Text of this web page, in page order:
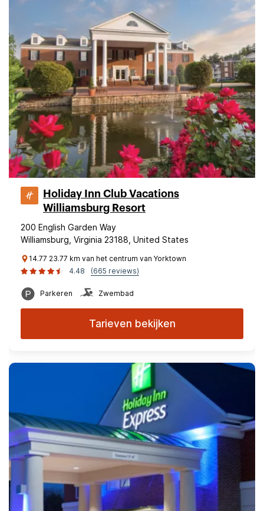
Holiday Inn Club Vacations
Williamsburg Resort
200 English Garden Way
Williamsburg, Virginia 23188, United States
14.77 23.77 km van het centrum van Yorktown
4.48
(665 reviews)
Parkeren Zwembad
Tarieven bekijken